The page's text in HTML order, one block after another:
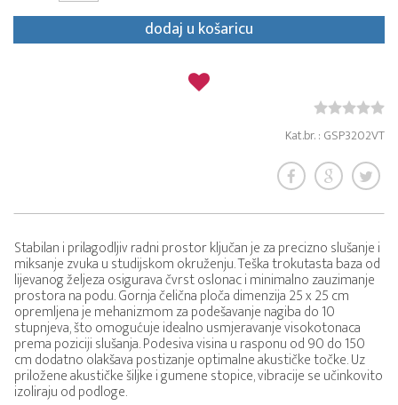
dodaj u košaricu
Kat.br. : GSP3202VT
Stabilan i prilagodljiv radni prostor ključan je za precizno slušanje i
miksanje zvuka u studijskom okruženju. Teška trokutasta baza od
lijevanog željeza osigurava čvrst oslonac i minimalno zauzimanje
prostora na podu. Gornja čelična ploča dimenzija 25 x 25 cm
opremljena je mehanizmom za podešavanje nagiba do 10
stupnjeva, što omogućuje idealno usmjeravanje visokotonaca
prema poziciji slušanja. Podesiva visina u rasponu od 90 do 150
cm dodatno olakšava postizanje optimalne akustičke točke. Uz
priložene akustičke šiljke i gumene stopice, vibracije se učinkovito
izoliraju od podloge.